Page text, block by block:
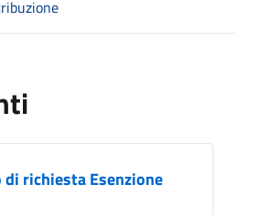
richiesta Esenzione